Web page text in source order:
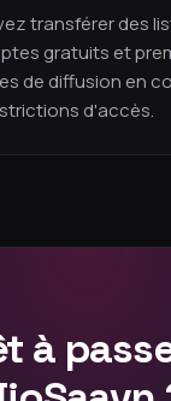
transférer des
gratuits et
de diffusion en
d'accès.
à